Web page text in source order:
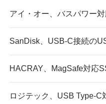
アイ・オー、バスパワー
SanDisk、USB-C接続の
HACRAY、MagSafe対応
ロジテック、USB Type-